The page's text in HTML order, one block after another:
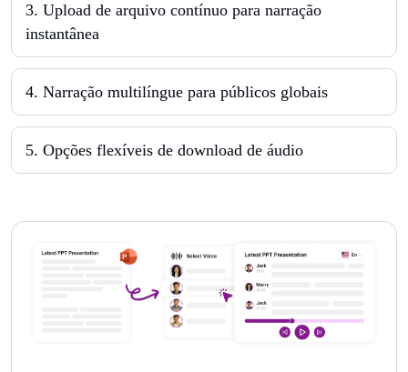
3. Upload de arquivo contínuo para narração
instantânea
4. Narração multilíngue para públicos globais
5. Opções flexíveis de download de áudio